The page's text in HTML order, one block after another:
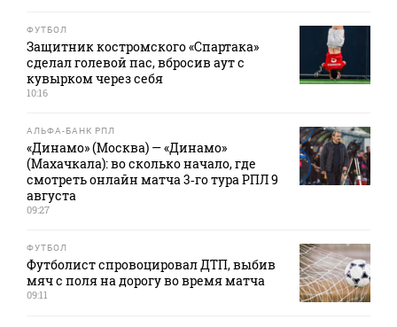
ФУТБОЛ
Защитник костромского «Спартака»
сделал голевой пас, вбросив аут с
кувырком через себя
10:16
АЛЬФА-БАНК РПЛ
«Динамо» (Москва) — «Динамо»
(Махачкала): во сколько начало, где
смотреть онлайн матча 3‑го тура РПЛ 9
августа
09:27
ФУТБОЛ
Футболист спровоцировал ДТП, выбив
мяч с поля на дорогу во время матча
09:11